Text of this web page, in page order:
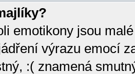
emotikony jsou
výrazu emocí
:( znamená